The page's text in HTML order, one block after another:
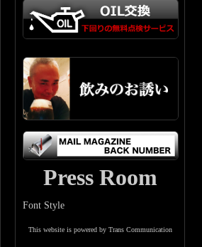
Press Room
Font Style
This website is powered by Trans Communication